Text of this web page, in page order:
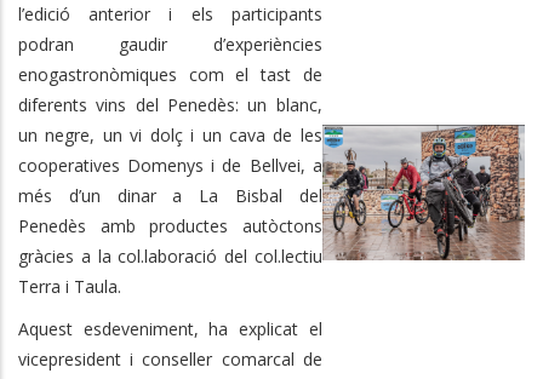
l’edició anterior i els participants
podran gaudir d’experiències
enogastronòmiques com el tast de
diferents vins del Penedès: un blanc,
un negre, un vi dolç i un cava de les
cooperatives Domenys i de Bellvei, a
més d’un dinar a La Bisbal del
Penedès amb productes autòctons
gràcies a la col.laboració del col.lectiu
Terra i Taula.
Aquest esdeveniment, ha explicat el
vicepresident i conseller comarcal de